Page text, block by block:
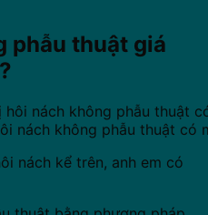
phẫu thuật giá
nách không phẫu thuật có
nách kể trên, anh em có